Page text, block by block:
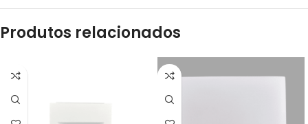
Produtos relacionados